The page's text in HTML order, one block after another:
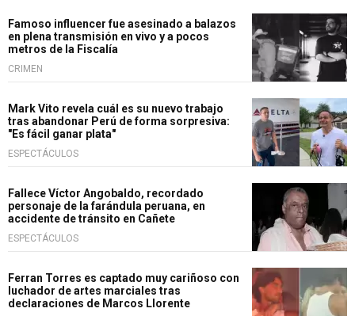
Famoso influencer fue asesinado a balazos
en plena transmisión en vivo y a pocos
metros de la Fiscalía
CRIMEN
Mark Vito revela cuál es su nuevo trabajo
tras abandonar Perú de forma sorpresiva:
"Es fácil ganar plata"
ESPECTÁCULOS
Fallece Víctor Angobaldo, recordado
personaje de la farándula peruana, en
accidente de tránsito en Cañete
ESPECTÁCULOS
Ferran Torres es captado muy cariñoso con
luchador de artes marciales tras
declaraciones de Marcos Llorente